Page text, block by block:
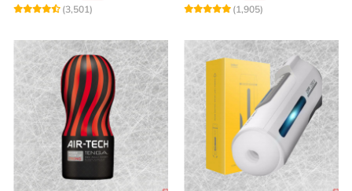
(3,501)
(1,905)